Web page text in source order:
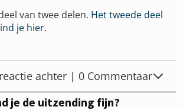
van twee delen. Het tweede deel
je hier.
achter | 0 Commentaar
je de uitzending fijn?